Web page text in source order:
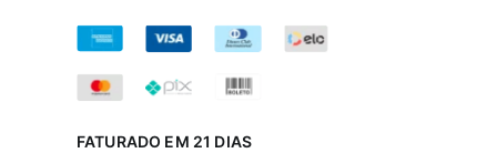
FATURADO EM 21 DIAS